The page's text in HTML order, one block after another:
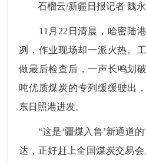
石榴云/新疆日报记者 魏
11月22日清晨，哈密陆港
冽，作业现场却一派火热。
做最后检查后，一声长鸣划
吨优质煤炭的专列缓缓驶出
东日照港进发。
“这是‘疆煤入鲁’新通道的
达，正好赶上全国煤炭交易